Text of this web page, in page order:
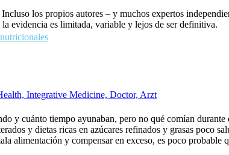
los propios autores – y muchos expertos
evidencia es limitada, variable y lejos de ser definitiva.
y cuánto tiempo ayunaban, pero no qué comían
y dietas ricas en azúcares refinados y grasas poco
alimentación y compensar en exceso, es poco probable